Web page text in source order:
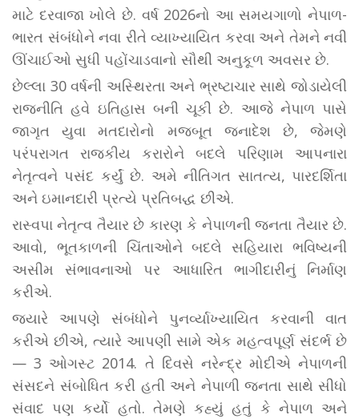
માટે દરવાજા ખોલે છે. વર્ષ 2026નો આ સમયગાળો નેપાળ-
ભારત સંબંધોને નવા રીતે વ્યાખ્યાયિત કરવા અને તેમને નવી
ઊંચાઈઓ સુધી પહોંચાડવાનો સૌથી અનુકૂળ અવસર છે.
છેલ્લા 30 વર્ષની અસ્થિરતા અને ભ્રષ્ટાચાર સાથે જોડાયેલી
રાજનીતિ હવે ઇતિહાસ બની ચૂકી છે. આજે નેપાળ પાસે
જાગૃત યુવા મતદારોનો મજબૂત જનાદેશ છે, જેમણે
પરંપરાગત રાજકીય કરારોને બદલે પરિણામ આપનારા
નેતૃત્વને પસંદ કર્યું છે. અમે નીતિગત સાતત્ય, પારદર્શિતા
અને ઇમાનદારી પ્રત્યે પ્રતિબદ્ધ છીએ.
રાસ્વપા નેતૃત્વ તૈયાર છે કારણ કે નેપાળની જનતા તૈયાર છે.
આવો, ભૂતકાળની ચિંતાઓને બદલે સહિયારા ભવિષ્યની
અસીમ સંભાવનાઓ પર આધારિત ભાગીદારીનું નિર્માણ
કરીએ.
જ્યારે આપણે સંબંધોને પુનર્વ્યાખ્યાયિત કરવાની વાત
કરીએ છીએ, ત્યારે આપણી સામે એક મહત્વપૂર્ણ સંદર્ભ છે
— 3 ઓગસ્ટ 2014. તે દિવસે નરેન્દ્ર મોદીએ નેપાળની
સંસદને સંબોધિત કરી હતી અને નેપાળી જનતા સાથે સીધો
સંવાદ પણ કર્યો હતો. તેમણે કહ્યું હતું કે નેપાળ અને